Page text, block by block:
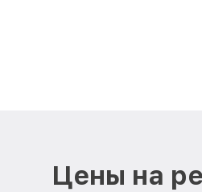
Цены на